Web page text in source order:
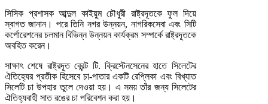
সিসিক প্রশাসক আব্দুল কাইয়ুম চৌধুরী রাষ্ট্রদূতকে ফুল দিয়ে
স্বাগত জানান। পরে তিনি নগর উন্নয়ন, নাগরিকসেবা এবং সিটি
কর্পোরেশনের চলমান বিভিন্ন উন্নয়ন কার্যক্রম সম্পর্কে রাষ্ট্রদূতকে
অবহিত করেন।
সাক্ষাৎ শেষে রাষ্ট্রদূত ব্রেন্ট টি. ক্রিস্টেনসেনের হাতে সিলেটের
ঐতিহ্যের প্রতীক হিসেবে চা-পাতার একটি রেপ্লিকা এবং বিখ্যাত
সিলেটি চা উপহার তুলে দেওয়া হয়। এ সময় তাঁর জন্য সিলেটের
ঐতিহ্যবাহী সাত রঙের চা পরিবেশন করা হয়।